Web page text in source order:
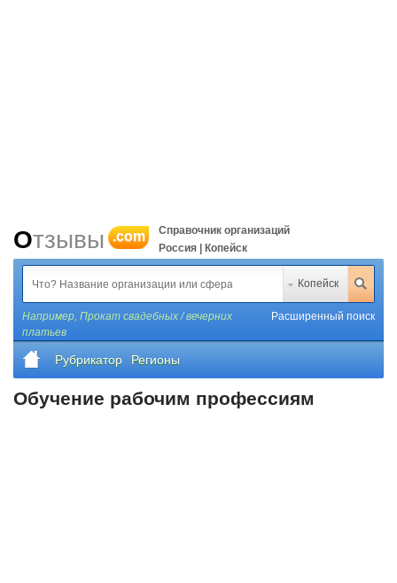
Отзывы .com
Справочник организаций
Россия | Копейск
Копейск
Например, Прокат свадебных / вечерних
платьев
Расширенный поиск
Рубрикатор Регионы
Обучение рабочим профессиям